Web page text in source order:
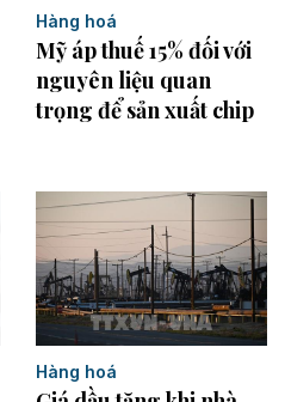
Hàng hoá
Mỹ áp thuế 15% đối với
nguyên liệu quan
trọng để sản xuất chip
Hàng hoá